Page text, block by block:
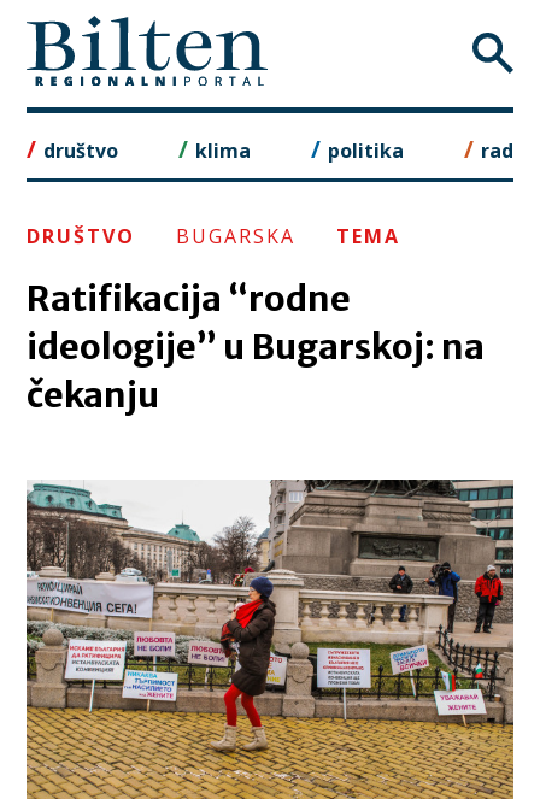
to
content
društvo klima politika rad
DRUŠTVO BUGARSKA TEMA
Ratifikacija “rodne
ideologije” u Bugarskoj: na
čekanju